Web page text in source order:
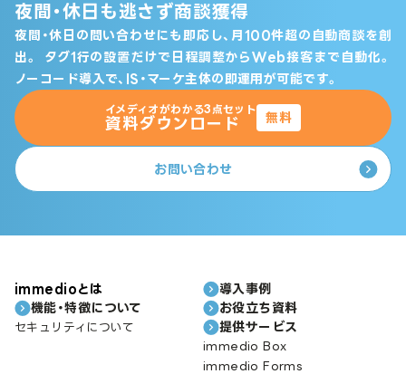
夜間・休日も逃さず商談獲得
夜間・休日の問い合わせにも即応し、月100件超の自動商談を創
出。
タグ1行の設置だけで日程調整からWeb接客まで自動化。
ノーコード導入で、IS・マーケ主体の即運用が可能です。
イメディオがわかる3点セット
資料ダウンロード 無料
お問い合わせ
immedioとは
機能・特徴について
セキュリティについて
導入事例
お役立ち資料
提供サービス
immedio Box
immedio Forms